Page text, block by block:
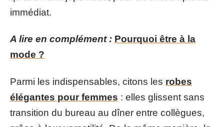
immédiat.
A lire en complément : Pourquoi être à la
mode ?
Parmi les indispensables, citons les robes
élégantes pour femmes : elles glissent sans
transition du bureau au dîner entre collègues,